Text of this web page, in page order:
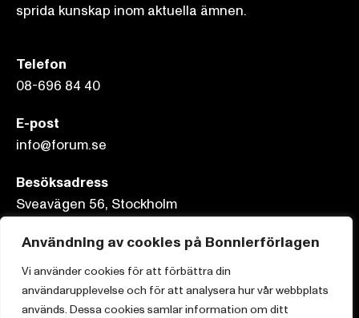
Användning av cookies på Bonnierförlagen
Vi använder cookies för att förbättra din
användarupplevelse och för att analysera hur vår webbplats
används. Dessa cookies samlar information om ditt
sprida kunskap inom aktuella ämnen.
Telefon
08-696 84 40
E-post
info@forum.se
Besöksadress
Sveavägen 56, Stockholm
Postadress
Box 3159, 103 63 Stockholm